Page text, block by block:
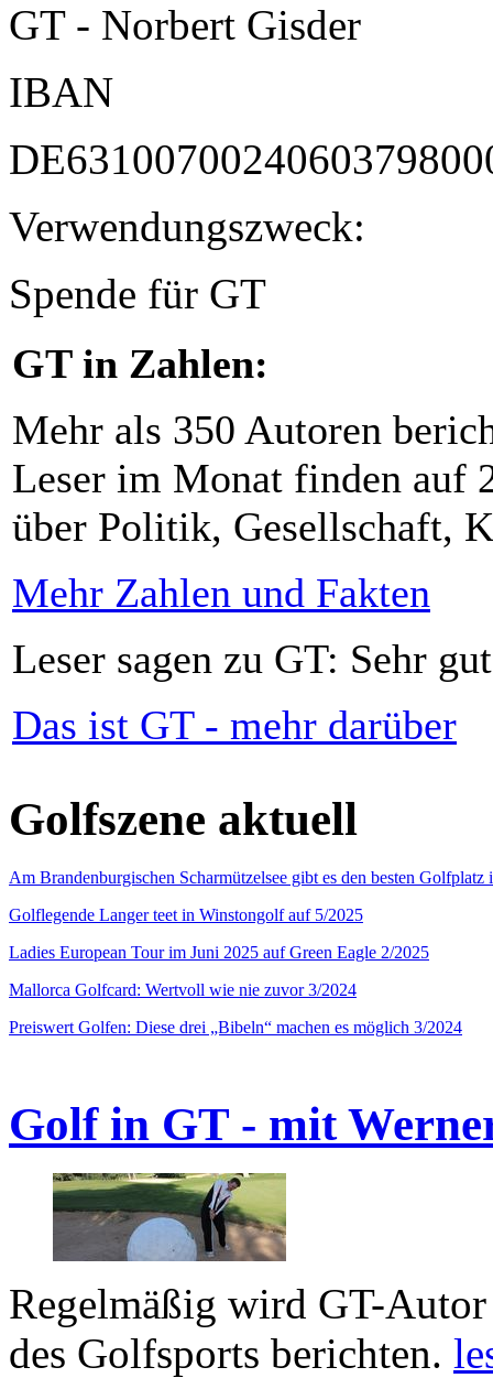
GT - Norbert Gisder
IBAN
Verwendungszweck:
Spende für GT
GT in Zahlen:
Mehr als 350 Autoren
Leser im Monat finden auf
über Politik, Gesellschaft,
Mehr Zahlen und Fakten
Leser sagen zu GT: Sehr
Das ist GT - mehr darüber
Golfszene aktuell
Am Brandenburgischen Scharmützelsee gibt es den besten
Golflegende Langer teet in Winstongolf auf 5/2025
Ladies European Tour im Juni 2025 auf Green Eagle 2/2025
Mallorca Golfcard: Wertvoll wie nie zuvor 3/2024
Preiswert Golfen: Diese drei „Bibeln“ machen es möglich 3/2024
Golf in GT - mit
Regelmäßig wird GT-
des Golfsports berichten.